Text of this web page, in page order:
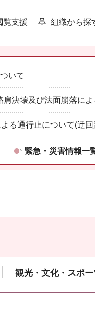
覧支援 組織から探
いて
決壊及び法面崩落に
る通行止について(迂
緊急・災害情報一
観光・文化・スポー